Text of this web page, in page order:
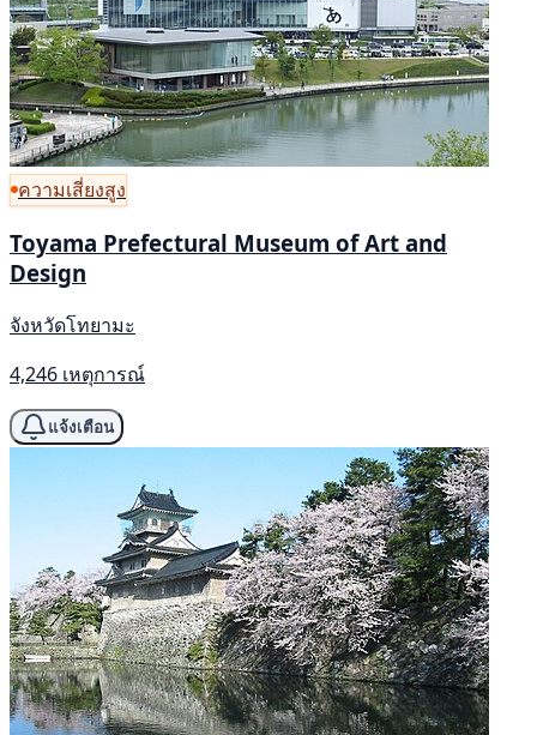
ความเสี่ยงสูง
Toyama Prefectural Museum of Art and
Design
จังหวัดโทยามะ
4,246 เหตุการณ์
แจ้งเตือน